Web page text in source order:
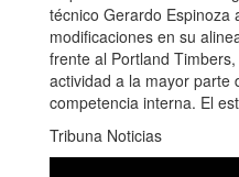
técnico Gerardo Espinoza
modificaciones en su
frente al Portland
actividad a la mayor parte
competencia interna. El
Tribuna Noticias